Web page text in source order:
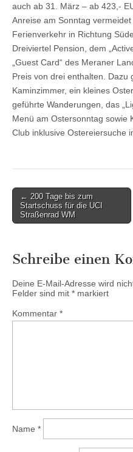
auch ab 31. März – ab 423,-
Anreise am Sonntag
Ferienverkehr in Richtung
Dreiviertel Pension, dem
„Guest Card“ des Meraner
Preis von drei enthalten. Dazu
Kaminzimmer, ein kleines
geführte Wanderungen, das
Menü am Ostersonntag sowie
Club inklusive Ostereiersuche
Post
navigation
← 200 Tage bis zum
Startschuss für die UCI
Straßenrad WM
Schreibe einen
Deine E-Mail-Adresse wird
Felder sind mit * markiert
Kommentar *
Name *